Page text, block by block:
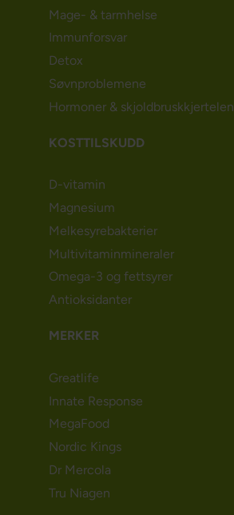
Mage- & tarmhelse
Immunforsvar
Detox
Søvnproblemene
Hormoner & skjoldbruskkjertelen
KOSTTILSKUDD
D-vitamin
Magnesium
Melkesyrebakterier
Multivitaminmineraler
Omega-3 og fettsyrer
Antioksidanter
MERKER
Greatlife
Innate Response
MegaFood
Nordic Kings
Dr Mercola
Tru Niagen